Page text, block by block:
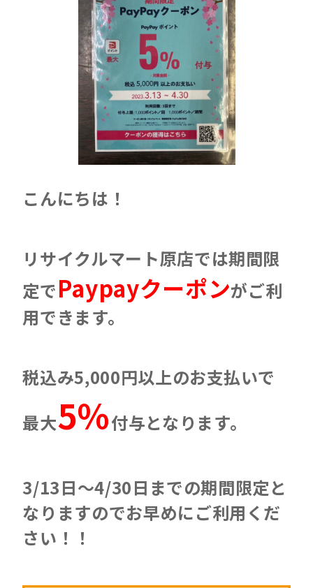
こんにちは！
リサイクルマート原店では期間限
定でPaypayクーポンがご利
用できます。
税込み5,000円以上のお支払いで
最大5％付与となります。
3/13日～4/30日までの期間限定と
なりますのでお早めにご利用くだ
さい！！